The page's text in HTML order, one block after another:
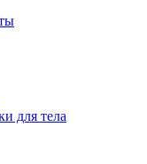
для тела